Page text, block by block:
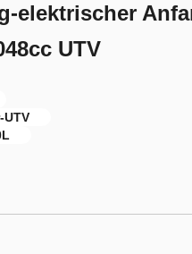
elektrischer
UTV